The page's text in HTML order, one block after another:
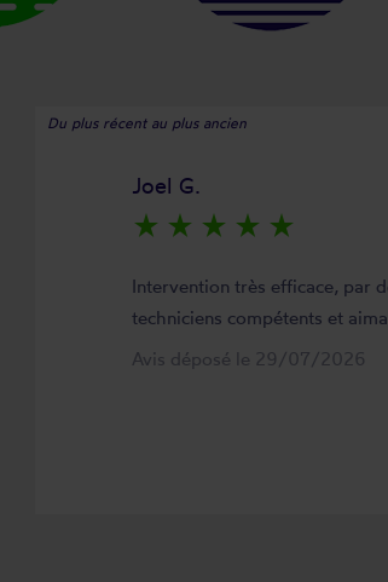
Du plus récent au plus ancien
Joel G.
star_rate star_rate star_rate star_rate star_rate
Intervention très efficace, par
techniciens compétents et
Avis déposé le 29/07/2026